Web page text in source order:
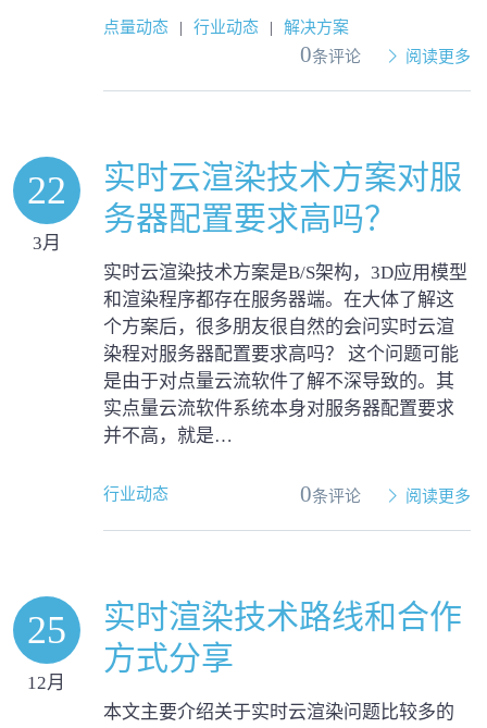
点量动态 | 行业动态 | 解决方案
0条评论 阅读更多
22
3月
实时云渲染技术方案对服
务器配置要求高吗？
实时云渲染技术方案是B/S架构，3D应用模型
和渲染程序都存在服务器端。在大体了解这
个方案后，很多朋友很自然的会问实时云渲
染程对服务器配置要求高吗？ 这个问题可能
是由于对点量云流软件了解不深导致的。其
实点量云流软件系统本身对服务器配置要求
并不高，就是…
行业动态 0条评论 阅读更多
25
12月
实时渲染技术路线和合作
方式分享
本文主要介绍关于实时云渲染问题比较多的